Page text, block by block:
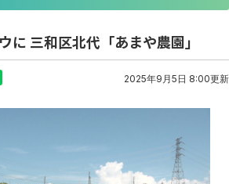
に 三和区北代「あまや農園」
2025年9月5日 8:00更新